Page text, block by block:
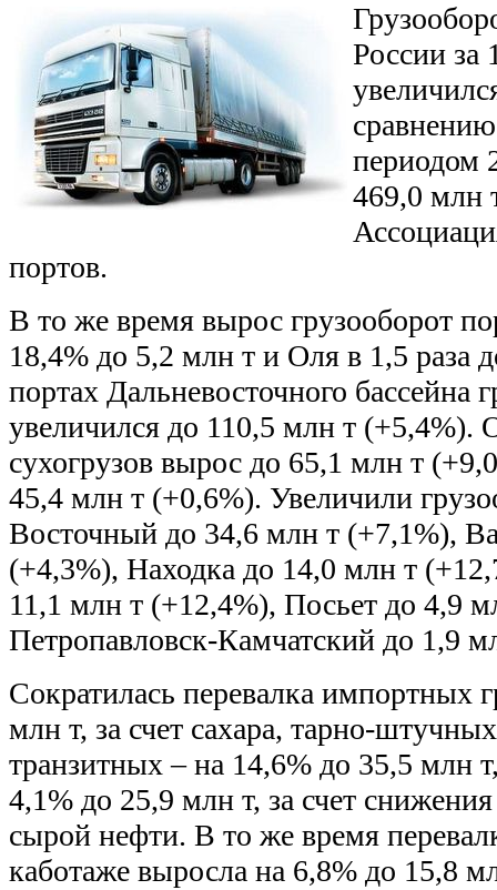
России за
периодом
469,0 млн
портов.
В то же время вырос грузооборот
18,4% до 5,2 млн т и Оля в 1,5 раза
портах Дальневосточного бассейна
увеличился до 110,5 млн т (+5,4%).
сухогрузов вырос до 65,1 млн т
45,4 млн т (+0,6%). Увеличили
Восточный до 34,6 млн т (+7,1%),
(+4,3%), Находка до 14,0 млн т
11,1 млн т (+12,4%), Посьет до 4,9
Петропавловск-Камчатский до 1,9
Сократилась перевалка импортных
млн т, за счет сахара, тарно-
транзитных – на 14,6% до 35,5 млн
4,1% до 25,9 млн т, за счет
сырой нефти. В то же время
каботаже выросла на 6,8% до 15,8